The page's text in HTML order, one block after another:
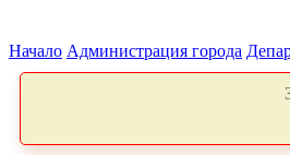
Начало Администрация города